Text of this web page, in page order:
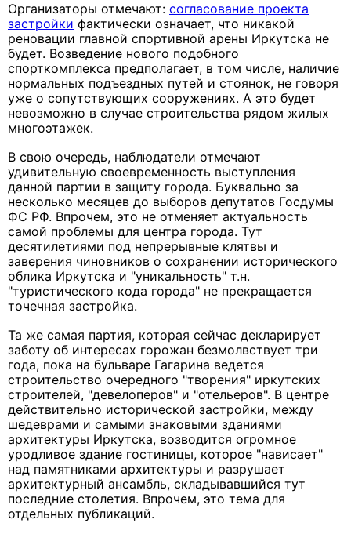
Организаторы отмечают: согласование проекта
застройки фактически означает, что никакой
реновации главной спортивной арены Иркутска не
будет. Возведение нового подобного
спорткомплекса предполагает, в том числе, наличие
нормальных подъездных путей и стоянок, не говоря
уже о сопутствующих сооружениях. А это будет
невозможно в случае строительства рядом жилых
многоэтажек.
В свою очередь, наблюдатели отмечают
удивительную своевременность выступления
данной партии в защиту города. Буквально за
несколько месяцев до выборов депутатов Госдумы
ФС РФ. Впрочем, это не отменяет актуальность
самой проблемы для центра города. Тут
десятилетиями под непрерывные клятвы и
заверения чиновников о сохранении исторического
облика Иркутска и "уникальность" т.н.
"туристического кода города" не прекращается
точечная застройка.
Та же самая партия, которая сейчас декларирует
заботу об интересах горожан безмолвствует три
года, пока на бульваре Гагарина ведется
строительство очередного "творения" иркутских
строителей, "девелоперов" и "отельеров". В центре
действительно исторической застройки, между
шедеврами и самыми знаковыми зданиями
архитектуры Иркутска, возводится огромное
уродливое здание гостиницы, которое "нависает"
над памятниками архитектуры и разрушает
архитектурный ансамбль, складывавшийся тут
последние столетия. Впрочем, это тема для
отдельных публикаций.